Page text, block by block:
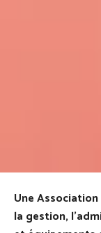
Une
la gestion,